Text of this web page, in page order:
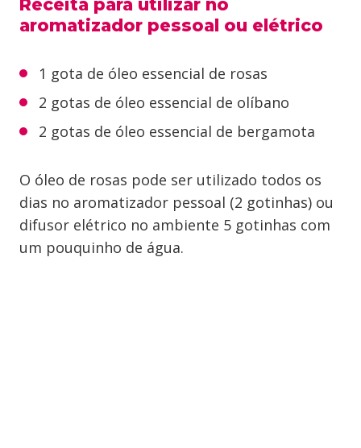
Receita para utilizar no
aromatizador pessoal ou elétrico
1 gota de óleo essencial de rosas
2 gotas de óleo essencial de olíbano
2 gotas de óleo essencial de bergamota
O óleo de rosas pode ser utilizado todos os
dias no aromatizador pessoal (2 gotinhas) ou
difusor elétrico no ambiente 5 gotinhas com
um pouquinho de água.